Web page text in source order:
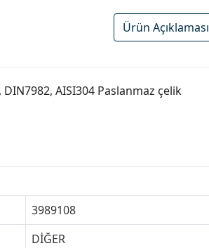
Ürün Açıklaması
DIN7982, AISI304 Paslanmaz çelik
3989108
DİĞER